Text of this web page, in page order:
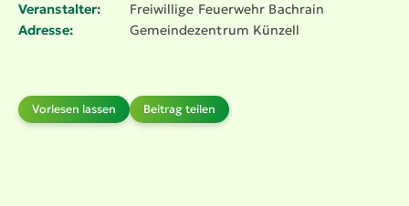
Veranstalter:
Freiwillige Feuerwehr Bachrain
Adresse:
Gemein­de­zentrum Künzell
Vorlesen lassen Beitrag teilen